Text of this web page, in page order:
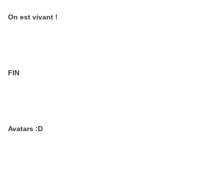
On est vivant !
FIN
Avatars :D